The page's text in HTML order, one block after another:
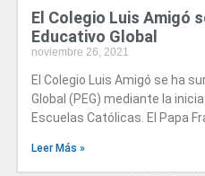
El Colegio Luis Amigó
Educativo Global
noviembre 26, 2021
El Colegio Luis Amigó se ha
Global (PEG) mediante la
Escuelas Católicas. El Papa
Leer Más »